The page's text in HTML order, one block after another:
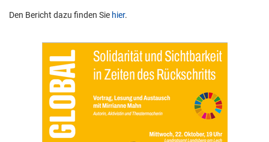
Den Bericht dazu finden Sie hier.